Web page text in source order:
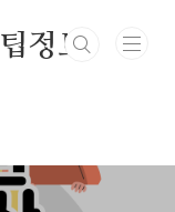
정보